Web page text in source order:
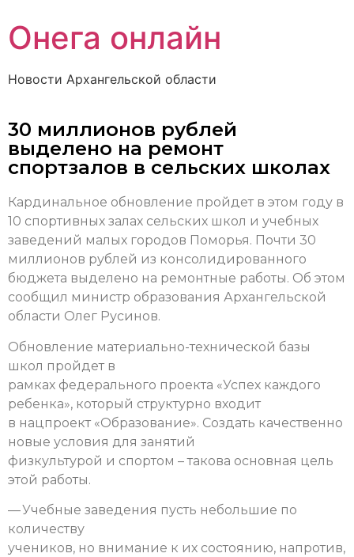
Онега онлайн
Новости Архангельской области
30 миллионов рублей
выделено на ремонт
спортзалов в сельских школах
Кардинальное обновление пройдет в этом году в
10 спортивных залах сельских школ и учебных
заведений малых городов Поморья. Почти 30
миллионов рублей из консолидированного
бюджета выделено на ремонтные работы. Об этом
сообщил министр образования Архангельской
области Олег Русинов.
Обновление материально-технической базы
школ пройдет в
рамках федерального проекта «Успех каждого
ребенка», который структурно входит
в нацпроект «Образование». Создать качественно
новые условия для занятий
физкультурой и спортом – такова основная цель
этой работы.
— Учебные заведения пусть небольшие по
количеству
учеников, но внимание к их состоянию, напротив,